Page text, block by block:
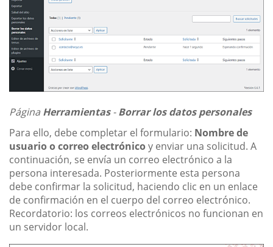
Página Herramientas-Borrar los datos personales
Para ello, debe completar el formulario: Nombre de
usuario o correo electrónicoy enviar una solicitud. A
continuación, se envía un correo electrónico a la
persona interesada. Posteriormente esta persona
debe confirmar la solicitud, haciendo clic en un enlace
de confirmación en el cuerpo del correo electrónico.
Recordatorio: los correos electrónicos no funcionan en
un servidor local.